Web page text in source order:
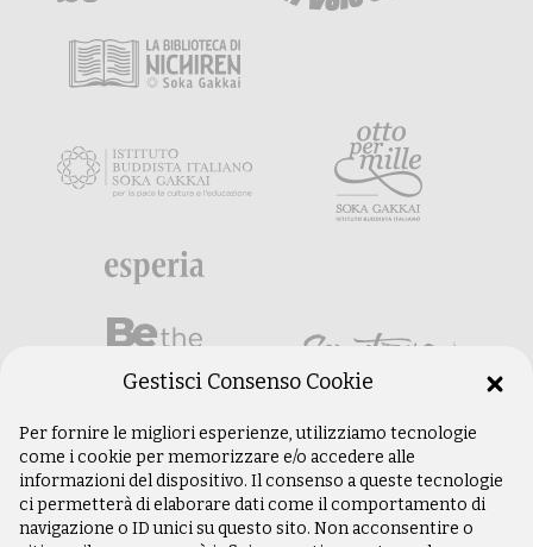
Gestisci Consenso Cookie
Per fornire le migliori esperienze, utilizziamo tecnologie
come i cookie per memorizzare e/o accedere alle
informazioni del dispositivo. Il consenso a queste tecnologie
ci permetterà di elaborare dati come il comportamento di
navigazione o ID unici su questo sito. Non acconsentire o